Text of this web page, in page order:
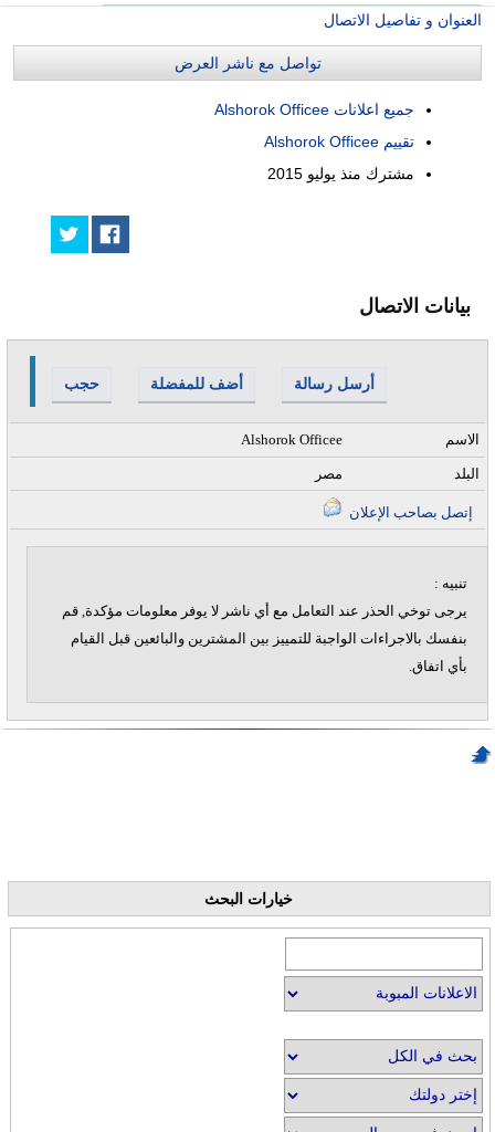
العنوان و تفاصيل الاتصال
تواصل مع ناشر العرض
جميع اعلانات Alshorok Officee
تقييم Alshorok Officee
مشترك منذ يوليو 2015
بيانات الاتصال
حجب أضف للمفضلة أرسل رسالة
Alshorok Officee الاسم
مصر البلد
تنبيه :
يرجى توخي الحذر عند التعامل مع أي ناشر لا يوفر معلومات مؤكدة, قم
بنفسك بالاجراءات الواجبة للتمييز بين المشترين والبائعين قبل القيام
بأي اتفاق.
خيارات البحث